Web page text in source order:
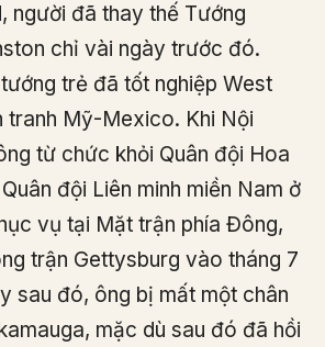
người đã thay thế Tướng
chỉ vài ngày trước đó.
trẻ đã tốt nghiệp West
tranh Mỹ-Mexico. Khi Nội
từ chức khỏi Quân đội Hoa
đội Liên minh miền Nam ở
vụ tại Mặt trận phía Đông,
trận Gettysburg vào tháng 7
sau đó, ông bị mất một chân
mặc dù sau đó đã hồi